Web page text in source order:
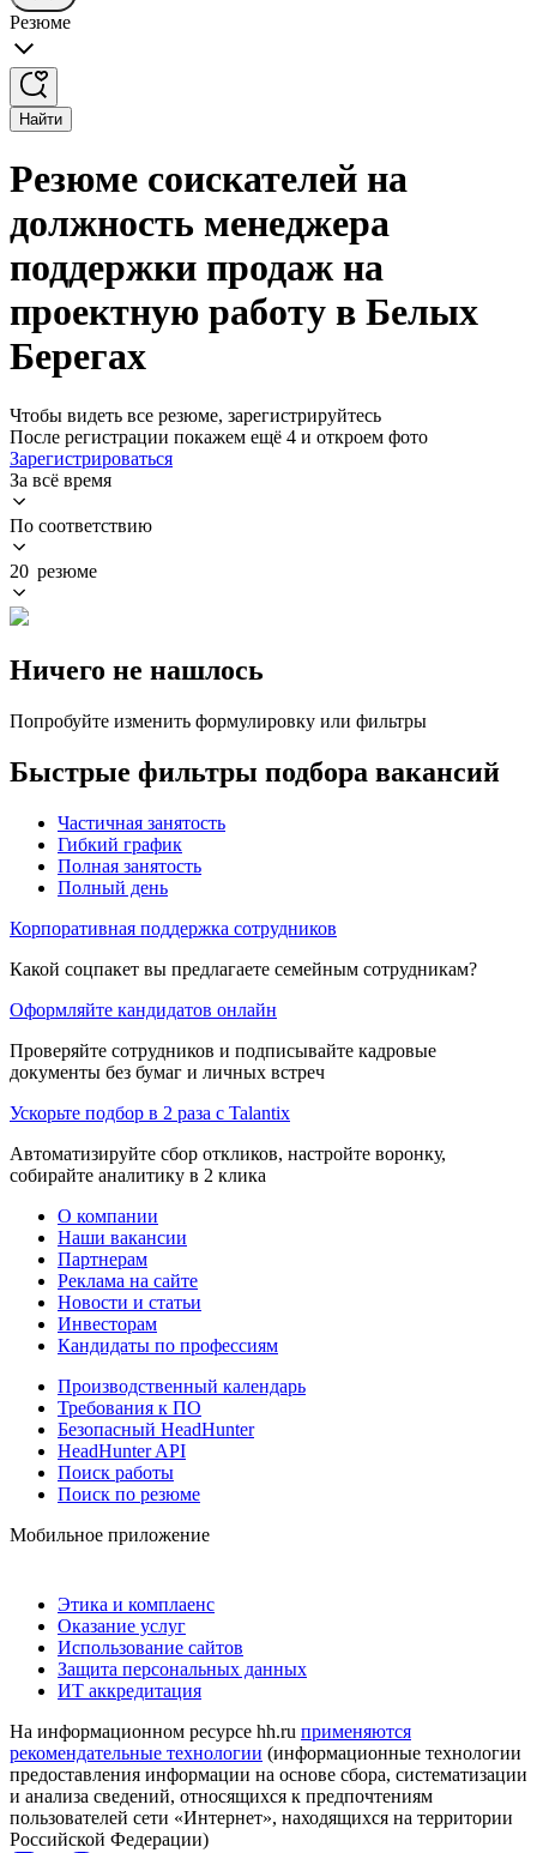
Резюме
Найти
Резюме соискателей на
должность менеджера
поддержки продаж на
проектную работу в Белых
Берегах
Чтобы видеть все резюме, зарегистрируйтесь
После регистрации покажем ещё 4 и откроем фото
Зарегистрироваться
За всё время
По соответствию
20 резюме
Ничего не нашлось
Попробуйте изменить формулировку или фильтры
Быстрые фильтры подбора вакансий
Частичная занятость
Гибкий график
Полная занятость
Полный день
Корпоративная поддержка сотрудников
Какой соцпакет вы предлагаете семейным сотрудникам?
Оформляйте кандидатов онлайн
Проверяйте сотрудников и подписывайте кадровые
документы без бумаг и личных встреч
Ускорьте подбор в 2 раза с Talantix
Автоматизируйте сбор откликов, настройте воронку,
собирайте аналитику в 2 клика
О компании
Наши вакансии
Партнерам
Реклама на сайте
Новости и статьи
Инвесторам
Кандидаты по профессиям
Производственный календарь
Требования к ПО
Безопасный HeadHunter
HeadHunter API
Поиск работы
Поиск по резюме
Мобильное приложение
Этика и комплаенс
Оказание услуг
Использование сайтов
Защита персональных данных
ИТ аккредитация
На информационном ресурсе hh.ru применяются
рекомендательные технологии (информационные технологии
предоставления информации на основе сбора, систематизации
и анализа сведений, относящихся к предпочтениям
пользователей сети «Интернет», находящихся на территории
Российской Федерации)